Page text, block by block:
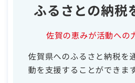
ふるさとの納税
佐賀の恵みが活動への
佐賀県へのふるさと納税を
動を支援することができます